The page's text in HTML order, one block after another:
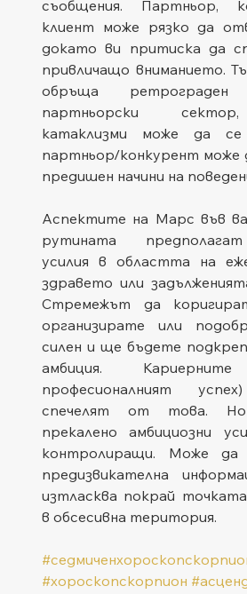
съобщения. Партньор,
клиент може рязко да
докато ви притиска да
привличащо вниманието.
обръща
партньорски
катаклизми може да се
партньор/конкурент може
предишен начини на
Аспектите на Марс във
рутината предполагат
усилия в областта на
здравето или
Стремежът да
организирате или
силен и ще бъдете
амбиция.
професионалният
спечелят от това.
прекалено амбициозни
контролиращи. Може да
предизвикателна
изтласква покрай
в обсесивна територия.
#хороскопскорпион